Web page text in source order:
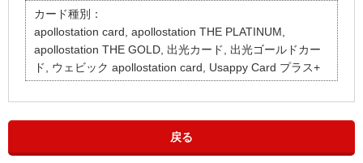
カード種別：
apollostation card, apollostation THE PLATINUM,
apollostation THE GOLD, 出光カード, 出光ゴールドカー
ド, ウェビック apollostation card, Usappy Card プラス+
戻る